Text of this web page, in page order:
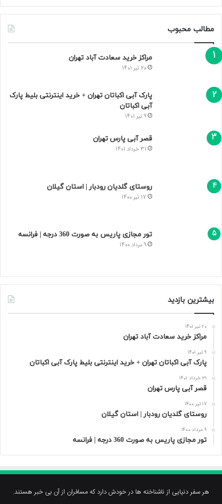
مطالب محبوب
مراکز خرید سعادت‌ آباد تهران
20 تیر 1401
پارک آبی اکباتان تهران + خرید اینترنتی بلیط پارک
آبی اکباتان
9 تیر 1401
قصر آبی پارس تهران
31 خرداد 1401
روستای گلدیان رودبار | استان گیلان
17 تیر 1400
تور مجازی پاریس به صورت 360 درجه | فرانسه
9 مرداد 1400
بیشترین بازدید
20 تیر 1401
مراکز خرید سعادت‌ آباد تهران
9 تیر 1401
پارک آبی اکباتان تهران + خرید اینترنتی بلیط پارک آبی اکباتان
31 خرداد 1401
قصر آبی پارس تهران
17 تیر 1400
روستای گلدیان رودبار | استان گیلان
9 مرداد 1400
تور مجازی پاریس به صورت 360 درجه | فرانسه
هر سفر دنیایی از ناشناخته ها در خودش دارد که مسافران از آن بی خبر هستند.